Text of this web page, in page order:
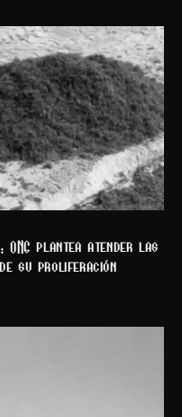
plantea atender las
su proliferación